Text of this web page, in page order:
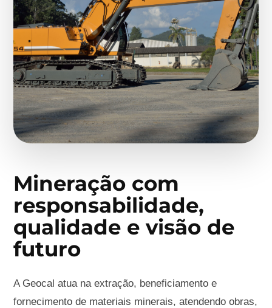
Mineração com
responsabilidade,
qualidade e visão de
futuro
A Geocal atua na extração, beneficiamento e
fornecimento de materiais minerais, atendendo obras,